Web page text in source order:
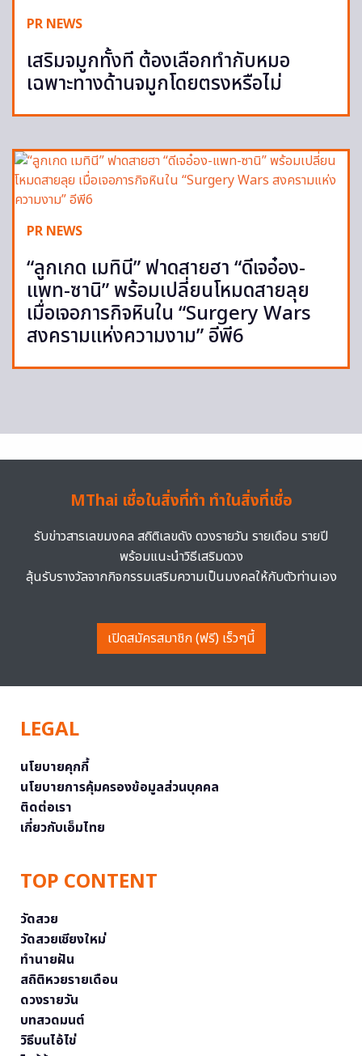
PR NEWS
เสริมจมูกทั้งที ต้องเลือกทำกับหมอ
เฉพาะทางด้านจมูกโดยตรงหรือไม่
PR NEWS
“ลูกเกด เมทินี” ฟาดสายฮา “ดีเจอ๋อง-
แพท-ซานิ” พร้อมเปลี่ยนโหมดสายลุย
เมื่อเจอภารกิจหินใน “Surgery Wars
สงครามแห่งความงาม” อีพี6
MThai เชื่อในสิ่งที่ทำ ทำในสิ่งที่เชื่อ
รับข่าวสารเลขมงคล สถิติเลขดัง ดวงรายวัน รายเดือน รายปี
พร้อมแนะนำวิธีเสริมดวง
ลุ้นรับรางวัลจากกิจกรรมเสริมความเป็นมงคลให้กับตัวท่านเอง
เปิดสมัครสมาชิก (ฟรี) เร็วๆนี้
LEGAL
นโยบายคุกกี้
นโยบายการคุ้มครองข้อมูลส่วนบุคคล
ติดต่อเรา
เกี่ยวกับเอ็มไทย
TOP CONTENT
วัดสวย
วัดสวยเชียงใหม่
ทำนายฝัน
สถิติหวยรายเดือน
ดวงรายวัน
บทสวดมนต์
วิธีบนไอ้ไข่